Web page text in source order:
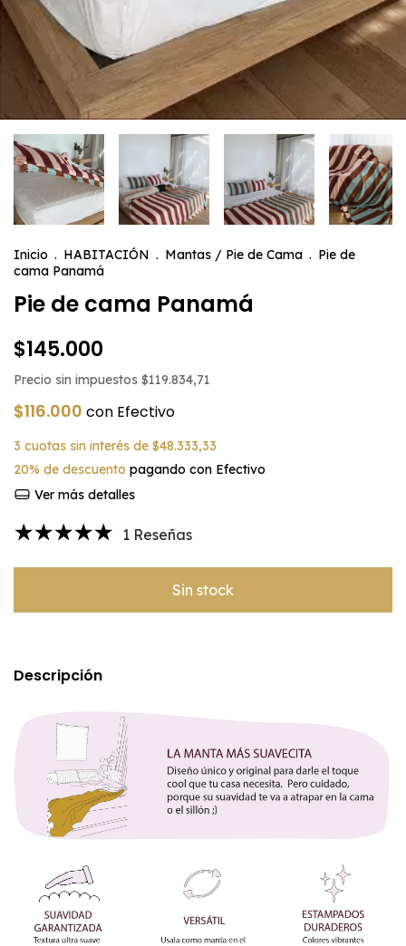
Inicio . HABITACIÓN . Mantas / Pie de Cama . Pie de
cama Panamá
Pie de cama Panamá
$145.000
Precio sin impuestos $119.834,71
$116.000 con Efectivo
3 cuotas sin interés de $48.333,33
20% de descuento pagando con Efectivo
Ver más detalles
1 Reseñas
Descripción